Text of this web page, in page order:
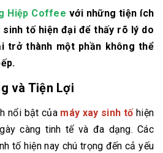
Hiệp Coffee với những tiện ích
tố hiện đại để thấy rõ lý do
trở thành một phần không thể
và Tiện Lợi
nổi bật của máy xay sinh tốhiện
càng tinh tế và đa dạng. Các
tố hiện nay chú trọng đến cả yếu